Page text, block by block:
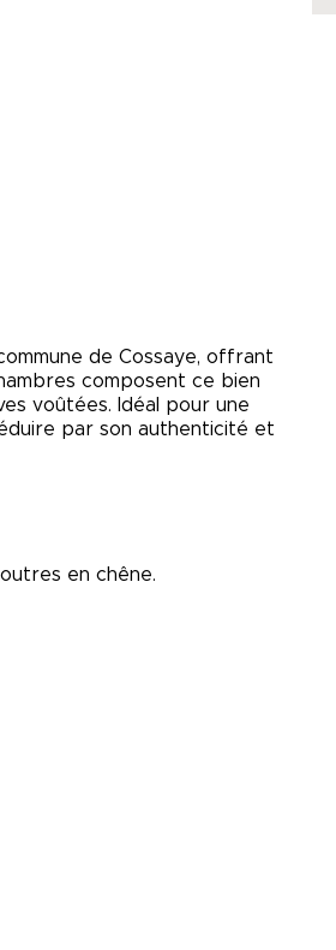
de Cossaye, offrant
composent ce bien
voûtées. Idéal pour une
par son authenticité et
en chêne.